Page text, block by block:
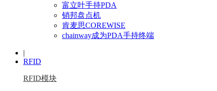
富立叶手持PDA
销邦盘点机
肯麦思COREWISE
chainway成为PDA手持终端
|
RFID
RFID模块